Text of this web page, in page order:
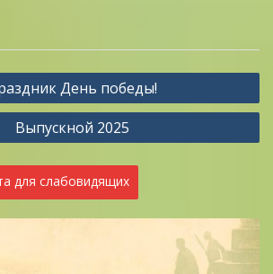
День победы!
Выпускной 2025
для слабовидящих